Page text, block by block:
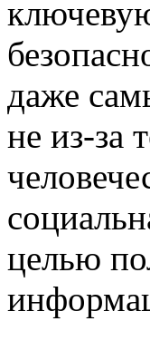
даже
не из-за
целью